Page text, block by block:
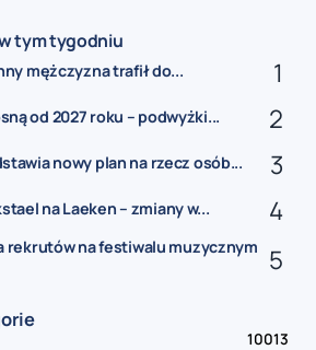
tym tygodniu
mężczyzna trafił do...
od 2027 roku – podwyżki...
nowy plan na rzecz osób...
na Laeken – zmiany w...
rekrutów na festiwalu muzycznym
10013